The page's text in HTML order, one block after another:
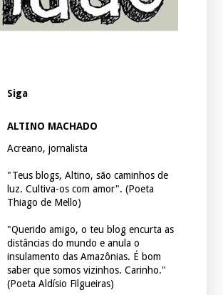
Siga
ALTINO MACHADO
Acreano, jornalista
"Teus blogs, Altino, são caminhos de
luz. Cultiva-os com amor". (Poeta
Thiago de Mello)
"Querido amigo, o teu blog encurta as
distâncias do mundo e anula o
insulamento das Amazônias. É bom
saber que somos vizinhos. Carinho."
(Poeta Aldísio Filgueiras)